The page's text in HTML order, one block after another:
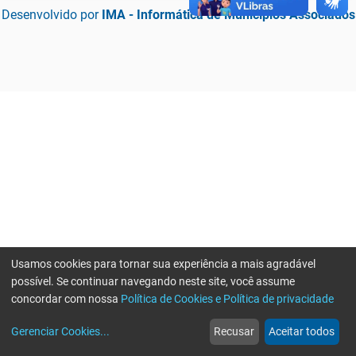
Desenvolvido por IMA - Informática de Municípios Associados
web
Notícias
more_horiz
Mais
Usamos cookies para tornar sua experiência a mais agradável
possível. Se continuar navegando neste site, você assume
concordar com nossa Política de Cookies e Política de privacidade
Gerenciar Cookies... Recusar Aceitar todos
Erro ao enviar informações, por favor tente novamente